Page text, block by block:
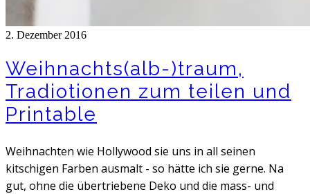
2. Dezember 2016
Weihnachts(alb-)traum,
Tradiotionen zum teilen und
Printable
Weihnachten wie Hollywood sie uns in all seinen
kitschigen Farben ausmalt - so hätte ich sie gerne. Na
gut, ohne die übertriebene Deko und die mass- und